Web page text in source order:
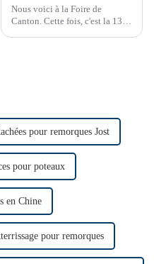
Nous voici à la Foire de
Canton. Cette fois, c'est la 135e
pour remorques Jost
pour poteaux
en Chine
pour remorques